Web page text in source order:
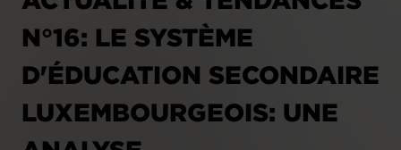
N°16: LE SYSTÈME
D'ÉDUCATION SECONDAIRE
LUXEMBOURGEOIS: UNE